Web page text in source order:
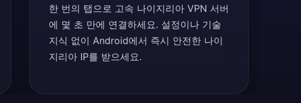
한 번의 탭으로 고속 나이지리아 VPN 서버
에 몇 초 만에 연결하세요. 설정이나 기술
지식 없이 Android에서 즉시 안전한 나이
지리아 IP를 받으세요.